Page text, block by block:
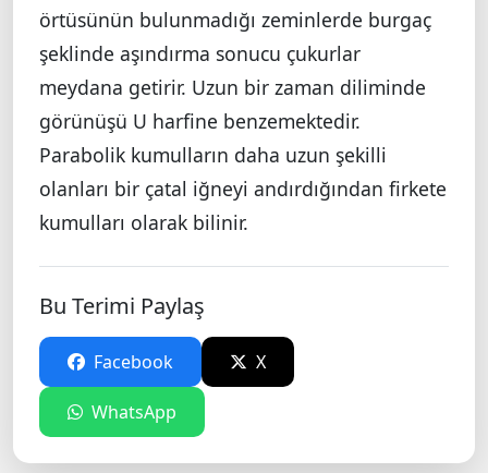
örtüsünün bulunmadığı zeminlerde burgaç
şeklinde aşındırma sonucu çukurlar
meydana getirir. Uzun bir zaman diliminde
görünüşü U harfine benzemektedir.
Parabolik kumulların daha uzun şekilli
olanları bir çatal iğneyi andırdığından firkete
kumulları olarak bilinir.
Bu Terimi Paylaş
Facebook X
WhatsApp